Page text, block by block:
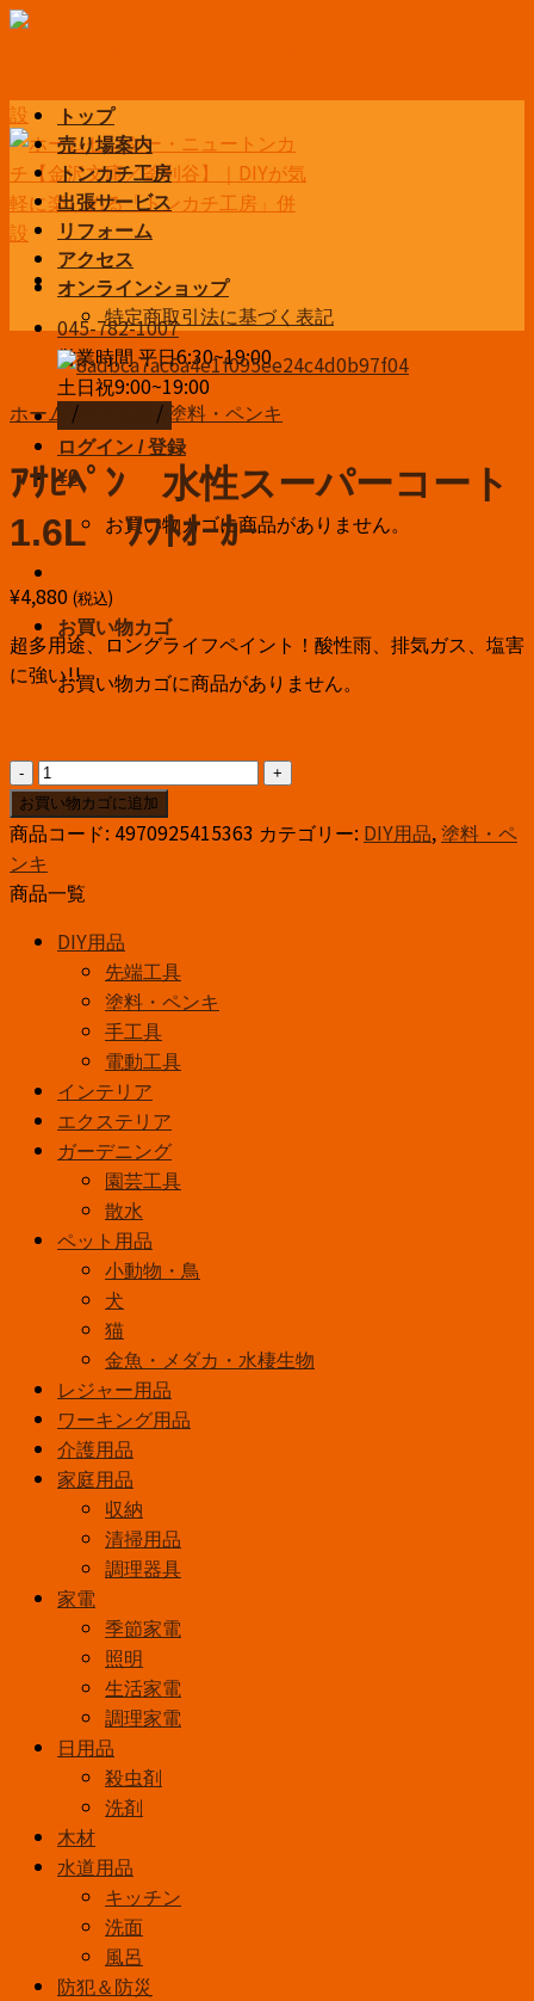
Skip
045-782-1007
営業時間 平日6:30~19:00
土日祝9:00~19:00
お問い合わせ
ログイン / 登録
¥0
お買い物カゴに商品がありません。
お買い物カゴ
お買い物カゴに商品がありません。
トップ
売り場案内
トンカチ工房
出張サービス
リフォーム
アクセス
オンラインショップ
特定商取引法に基づく表記
ホーム / / 塗料・ペンキ
ｱｻﾋﾍﾟﾝ 水性スーパーコート
1.6L ｿﾌﾄｵｰｶｰ
¥4,880 (税込)
超多用途、ロングライフペイント！酸性雨、排気ガス、塩害
に強い!!
ｱ
ｻ
ﾋ
ﾍﾟ
ﾝ
水
性
コ
ー
ト
1.6L
ﾌ
ｰ
個
お買い物カゴに追加
商品コード: 4970925415363 カテゴリー: DIY用品,塗料・ペ
ンキ
商品一覧
DIY用品
先端工具
塗料・ペンキ
手工具
電動工具
インテリア
エクステリア
ガーデニング
園芸工具
散水
ペット用品
小動物・鳥
犬
猫
金魚・メダカ・水棲生物
レジャー用品
ワーキング用品
介護用品
家庭用品
収納
清掃用品
調理器具
家電
季節家電
照明
生活家電
調理家電
日用品
殺虫剤
洗剤
木材
水道用品
キッチン
洗面
風呂
防犯＆防災